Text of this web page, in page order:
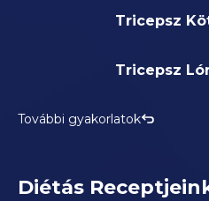
Tricepsz
Tricepsz
További gyakorlatok
Diétás